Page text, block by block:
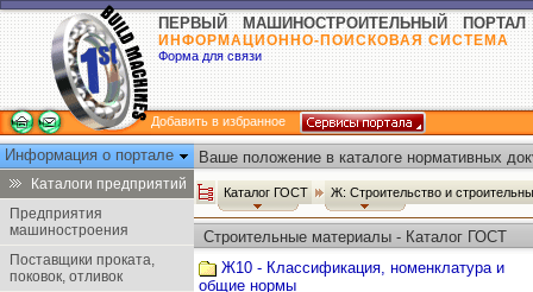
ПЕРВЫЙ МАШИНОСТРОИТЕЛЬНЫЙ ПОРТАЛ
ИНФОРМАЦИОННО-ПОИСКОВАЯ СИСТЕМА
Форма для связи
Добавить в избранное
Информация о портале
Каталоги предприятий
Предприятия
машиностроения
Поставщики проката,
поковок, отливок
Ваше положение в каталоге нормативных
Каталог ГОСТ Ж: Строительство и
Строительные материалы - Каталог ГОСТ
Ж10 - Классификация, номенклатура и
общие нормы